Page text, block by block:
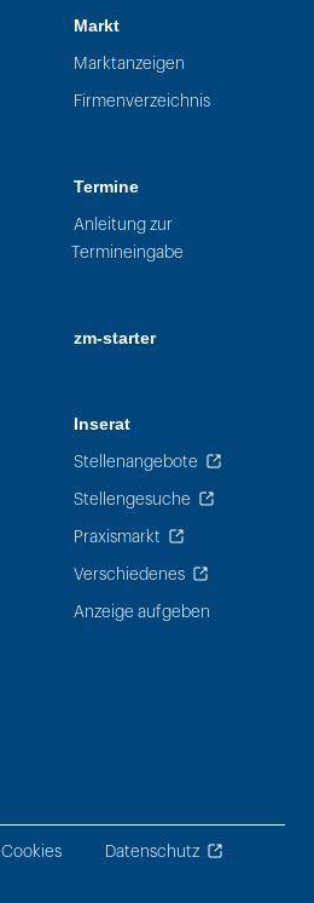
Markt
Marktanzeigen
Firmenverzeichnis
Termine
Anleitung zur
Termineingabe
zm-starter
Inserat
Stellenangebote
Stellengesuche
Praxismarkt
Verschiedenes
Anzeige aufgeben
Cookies Datenschutz